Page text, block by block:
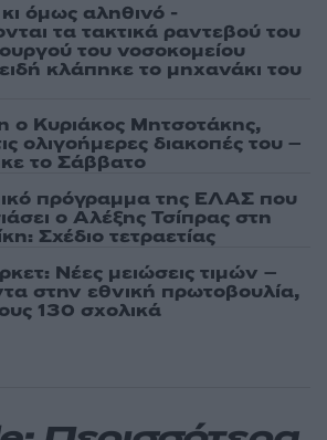
όμως αληθινό -
τα τακτικά ραντεβού του
του νοσοκομείου
κλάπηκε το μηχανάκι του
ο Κυριάκος Μητσοτάκης,
ολιγοήμερες διακοπές του –
το Σάββατο
πρόγραμμα της ΕΛΑΣ που
ο Αλέξης Τσίπρας στη
Σχέδιο τετραετίας
Νέες μειώσεις τιμών –
στην εθνική πρωτοβουλία,
130 σχολικά